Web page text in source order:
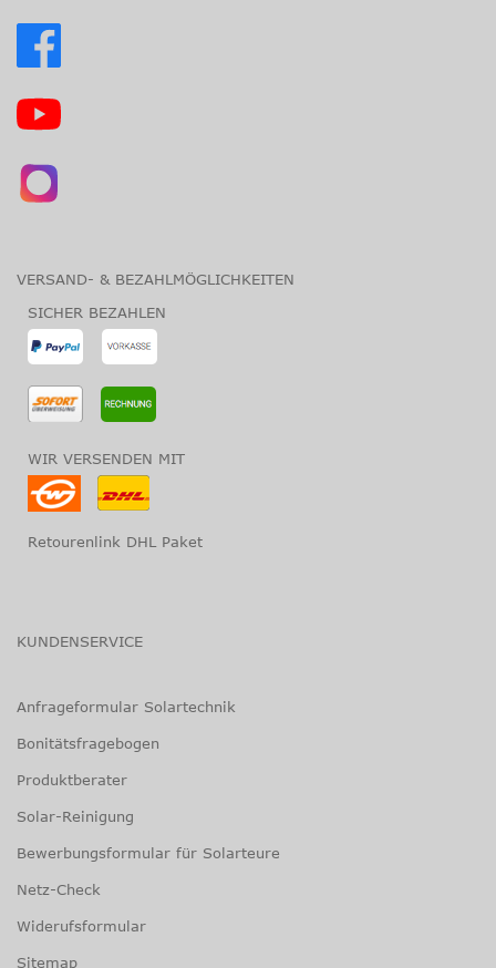
VERSAND- & BEZAHLMÖGLICHKEITEN
SICHER BEZAHLEN
WIR VERSENDEN MIT
Retourenlink DHL Paket
KUNDENSERVICE
Anfrageformular Solartechnik
Bonitätsfragebogen
Produktberater
Solar-Reinigung
Bewerbungsformular für Solarteure
Netz-Check
Widerufsformular
Sitemap